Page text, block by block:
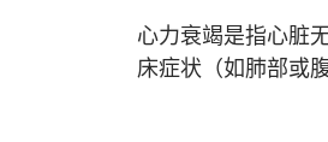
心力衰竭是指心脏
床症状（如肺部或